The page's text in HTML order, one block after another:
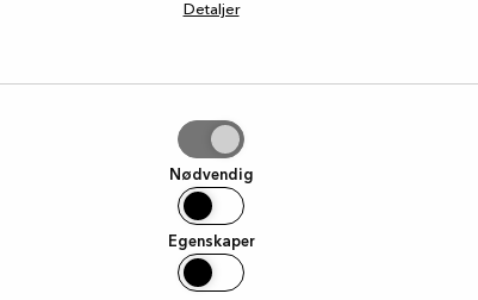
Detaljer
Nødvendig
Egenskaper